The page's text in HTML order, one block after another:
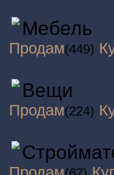
Мебель
Продам(449)
Вещи
Продам(224)